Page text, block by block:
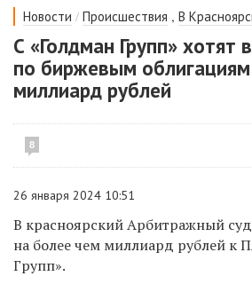
Новости / Происшествия , В
С «Голдман Групп» хотят
по биржевым
миллиард рублей
8
26 января 2024 10:51
В красноярский Арбитражный
на более чем миллиард рублей к
Групп».